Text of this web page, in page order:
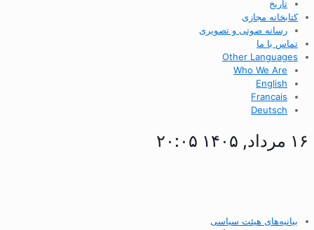
تاریخ
کتابخانه مجازی
رسانه صوتی و تصویری
تماس با ما
Other Languages
Who We Are
English
Francais
Deutsch
۱۶ مرداد, ۱۴۰۵ ۲۰:۰۵
بیانیه‌های هیئت سیاسی